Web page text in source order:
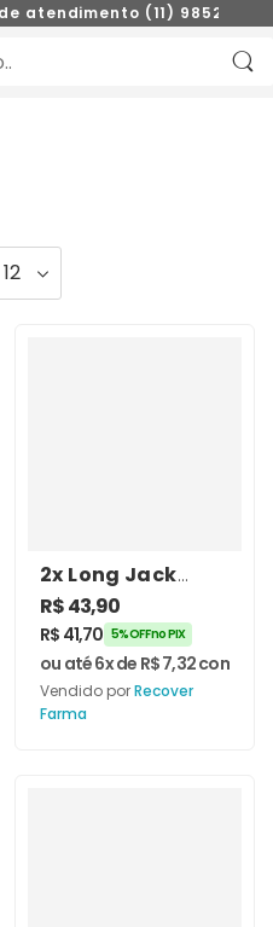
atendimento (11) 98521-0272
2x Long Jack
400mg 30
Cápsulas –
Recover Farma
R$43,90
R$ 41,70 5% OFF no PIX
ou até 6x de R$7,32com
Vendido porRecover
Farma